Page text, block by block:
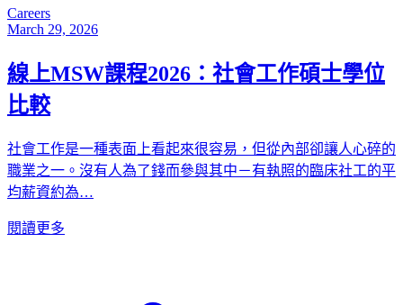
Careers
March 29, 2026
線上MSW課程2026：社會工作碩士學位
比較
社會工作是一種表面上看起來很容易，但從內部卻讓人心碎的
職業之一。沒有人為了錢而參與其中－有執照的臨床社工的平
均薪資約為…
閱讀更多